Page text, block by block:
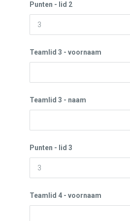
Punten - lid 2
Teamlid 3 - voornaam
Teamlid 3 - naam
Punten - lid 3
Teamlid 4 - voornaam